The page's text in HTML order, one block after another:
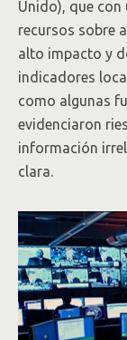
Unido), que
recursos sobre
alto impacto y
indicadores
como algunas
evidenciaron
información
clara.